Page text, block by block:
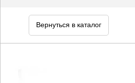
Вернуться в каталог